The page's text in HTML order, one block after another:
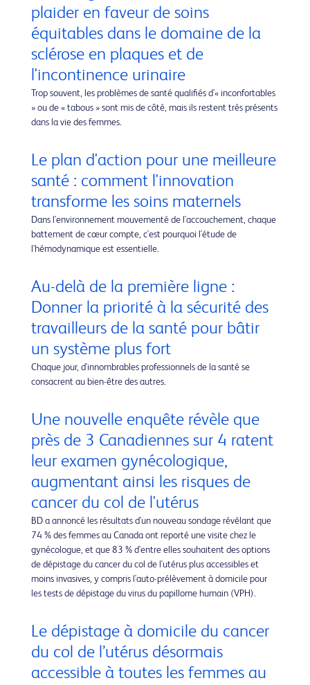
plaider en faveur de soins
équitables dans le domaine de la
sclérose en plaques et de
l'incontinence urinaire
Trop souvent, les problèmes de santé qualifiés d'« inconfortables
» ou de « tabous » sont mis de côté, mais ils restent très présents
dans la vie des femmes.
Le plan d'action pour une meilleure
santé : comment l'innovation
transforme les soins maternels
Dans l'environnement mouvementé de l'accouchement, chaque
battement de cœur compte, c'est pourquoi l'étude de
l'hémodynamique est essentielle.
Au-delà de la première ligne :
Donner la priorité à la sécurité des
travailleurs de la santé pour bâtir
un système plus fort
Chaque jour, d'innombrables professionnels de la santé se
consacrent au bien-être des autres.
Une nouvelle enquête révèle que
près de 3 Canadiennes sur 4 ratent
leur examen gynécologique,
augmentant ainsi les risques de
cancer du col de l'utérus
BD a annoncé les résultats d'un nouveau sondage révélant que
74 % des femmes au Canada ont reporté une visite chez le
gynécologue, et que 83 % d'entre elles souhaitent des options
de dépistage du cancer du col de l'utérus plus accessibles et
moins invasives, y compris l'auto-prélèvement à domicile pour
les tests de dépistage du virus du papillome humain (VPH).
Le dépistage à domicile du cancer
du col de l’utérus désormais
accessible à toutes les femmes au